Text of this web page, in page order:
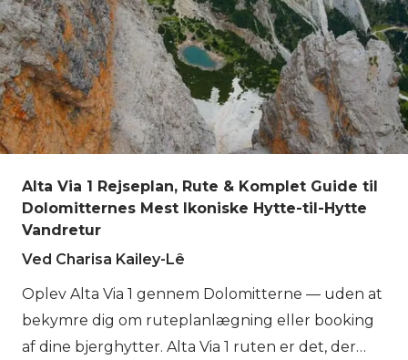
Alta Via 1 Rejseplan, Rute & Komplet Guide til
Dolomitternes Mest Ikoniske Hytte-til-Hytte
Vandretur
Ved Charisa Kailey-Lê
Oplev Alta Via 1 gennem Dolomitterne — uden at
bekymre dig om ruteplanlægning eller booking
af dine bjerghytter. Alta Via 1 ruten er det, der